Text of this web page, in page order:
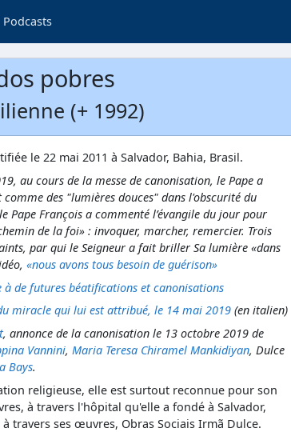
Podcasts
pobres
(+ 1992)
le 22 mai 2011 à Salvador, Bahia, Brasil.
au cours de la messe de canonisation, le Pape a
comme des "lumières douces" dans l'obscurité du
Pape François a commenté l’évangile du jour pour
de la foi» : invoquer, marcher, remercier. Trois
par qui le Seigneur a fait briller Sa lumière «dans
«nous avons tous besoin de guérison»
à de futures béatifications et canonisations
miracle qui lui est attribué, le 14 mai 2019 (en italien)
, annonce de la canonisation le 13 octobre 2019 de
Vannini, Maria Teresa Chiramel Mankidiyan, Dulce
Bays.
religieuse, elle est surtout reconnue pour son
à travers l'hôpital qu'elle a fondé à Salvador,
travers ses œuvres, Obras Sociais Irmã Dulce.